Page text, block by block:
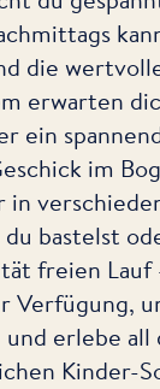
die
erwarten
ein
im
bastelst
freien
Verfügung,
erlebe
Kinder-